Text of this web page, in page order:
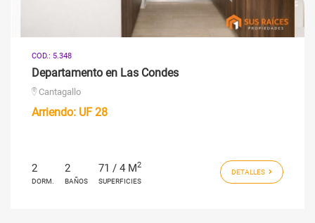
COD.: 5.348
Departamento en Las Condes
Cantagallo
Arriendo: UF 28
2
DORM.
2
BAÑOS
71 / 4 M2
SUPERFICIES
DETALLES